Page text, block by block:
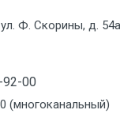
Ф. Скорины, д.
92-00
(многоканальный)